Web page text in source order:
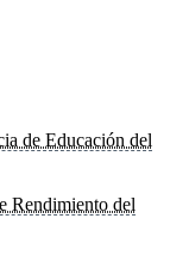
de Educación del
Rendimiento del